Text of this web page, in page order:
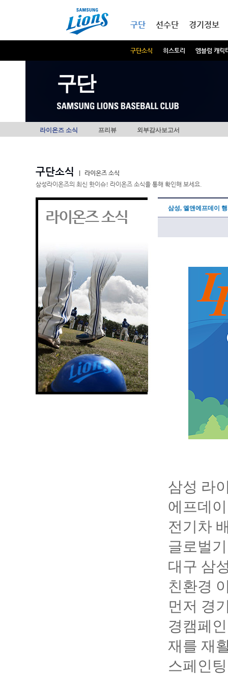
구단
구단소식 히스토리 엠블럼 캐릭
선수단 경기정보
구단
라이온즈 소식 프리뷰 외부감사보고서
구단소식
라이온즈 소식
삼성라이온즈의 최신 핫이슈! 라이온즈 소식을 통해 확인해 보세요.
라이온즈 소식 삼성, 엘앤에프데이
삼성 라
에프데
전기차
글로벌
대구 삼
친환경
먼저 경
경캠페
재를 재
스페인